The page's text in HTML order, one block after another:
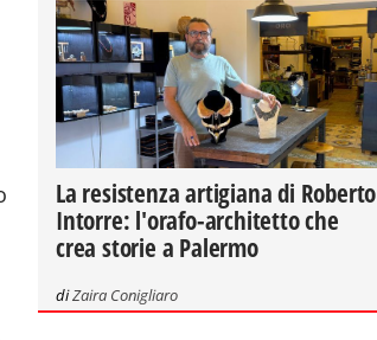
La resistenza artigiana di Roberto
Intorre: l'orafo-architetto che
crea storie a Palermo
diZaira Conigliaro